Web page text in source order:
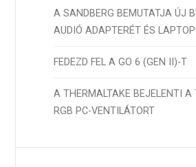
A SANDBERG BEMUTATJA ÚJ
AUDIÓ ADAPTERÉT ÉS
FEDEZD FEL A GO 6 (GEN II)-T
A THERMALTAKE BEJELENTI
RGB PC-VENTILÁTORT